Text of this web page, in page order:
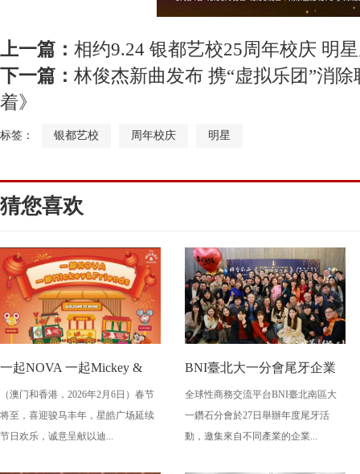
上一篇： 相约9.24 银都艺校25周年校庆 明
下一篇： 林俊杰新曲发布 携“虚拟乐团”消
着》
标签： 银都艺校 周年校庆 明星
猜您喜欢
一起NOVA 一起Mickey &
Friends 星皓广场喜迎梦幻新
春火车和“米奇与好友 ” 主题
（澳门和香港，2026年2月6日）春节
将至，喜迎骏马丰年，星皓广场延续
节日欢乐，诚意呈献以迪...
BNI臺北大一分會尾牙企業
主齊聚 見證夢雀清酒首登台
全球性商務交流平台BNI臺北南區大
一鑽石分會於27日舉辦年度尾牙活
動，邀集來自不同產業的企業...